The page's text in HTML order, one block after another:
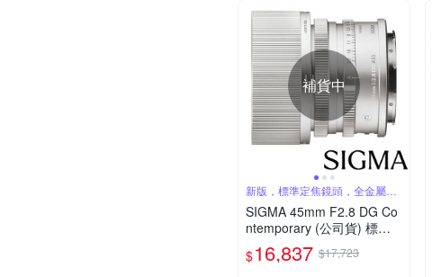
補貨中
新版，標準定焦鏡頭，全金屬結
構
SIGMA 45mm F2.8 DG Co
ntemporary (公司貨) 標準
定焦鏡頭 全片幅無反微單眼
鏡頭 i系列
$16,837 $17,723